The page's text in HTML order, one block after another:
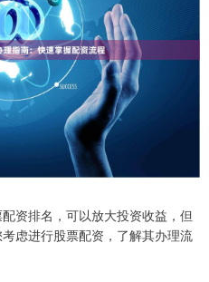
资排名，可以放大投资收益，但
虑进行股票配资，了解其办理流